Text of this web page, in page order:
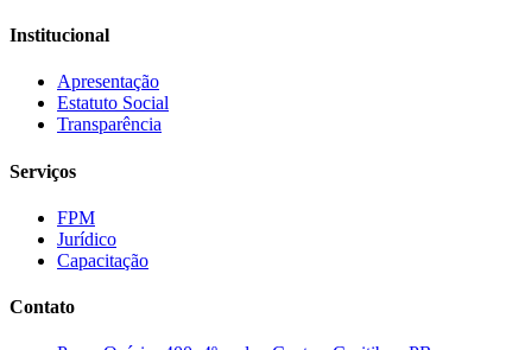
Institucional
Apresentação
Estatuto Social
Transparência
Serviços
FPM
Jurídico
Capacitação
Contato